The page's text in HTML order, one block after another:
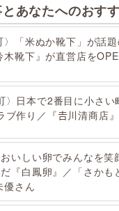
あなたへのおす
〉「米ぬか靴下」が話
木靴下』が直営店を
〉日本で2番目に小さい
ブ作り／『𠮷川清商店』
おいしい卵でみんなを
『白鳳卵』／「さかも
優さん